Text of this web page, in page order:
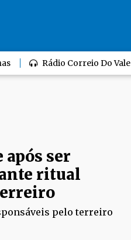
Rádio Correio Do Vale
ser
ritual
pelo terreiro